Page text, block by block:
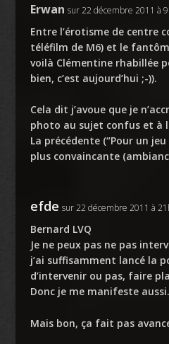
Erwan sur 22 décembre 2011 à
Entre l’érotisme de centre
téléfilm de M6) et le
voilà Clémentine rhabillée
bien, c’est aujourd’hui ;-)).
Cela dit j’avoue que je
photo au sujet confus et à
La précédente (“Pour un
plus convaincante
efde sur 22 décembre 2011 à
Bernard LVQ
Je ne peux pas ne pas
j’ai suffisamment lancé la
d’intervenir ou pas, faire
Donc je me manifeste aussi.
Mais bon, ça fait pas